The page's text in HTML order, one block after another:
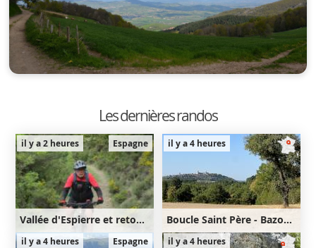
Les dernières randos
il y a 2 heures Espagne
Vallée d'Espierre et retour par Olivan et Larrede
26km
710m
il y a 4 heures
Boucle Saint Père - Bazoches
32km
560m
il y a 4 heures Espagne il y a 4 heures